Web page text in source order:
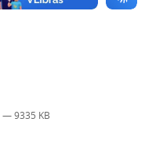
— 9335 KB